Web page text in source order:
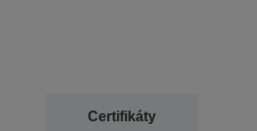
Certifikáty